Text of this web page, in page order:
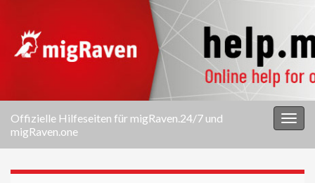
Offizielle Hilfeseiten für migRaven.24/7 und
migRaven.one